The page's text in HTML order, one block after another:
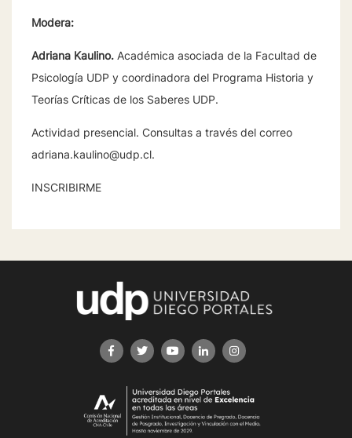
Modera:
Adriana Kaulino. Académica asociada de la Facultad de
Psicología UDP y coordinadora del Programa Historia y
Teorías Críticas de los Saberes UDP.
Actividad presencial. Consultas a través del correo
adriana.kaulino@udp.cl.
INSCRIBIRME